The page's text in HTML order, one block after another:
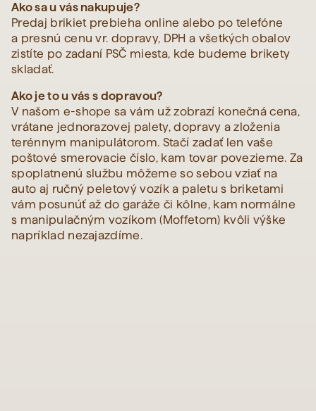
Ako sa u vás nakupuje?
Predaj brikiet prebieha online alebo po telefóne
a presnú cenu vr. dopravy, DPH a všetkých obalov
zistíte po zadaní PSČ miesta, kde budeme brikety
skladať.
Ako je to u vás s dopravou?
V našom e-shope sa vám už zobrazí konečná cena,
vrátane jednorazovej palety, dopravy a zloženia
terénnym manipulátorom. Stačí zadať len vaše
poštové smerovacie číslo, kam tovar povezieme. Za
spoplatnenú službu môžeme so sebou vziať na
auto aj ručný peletový vozík a paletu s briketami
vám posunúť až do garáže či kôlne, kam normálne
s manipulačným vozíkom (Moffetom) kvôli výške
napríklad nezajazdíme.